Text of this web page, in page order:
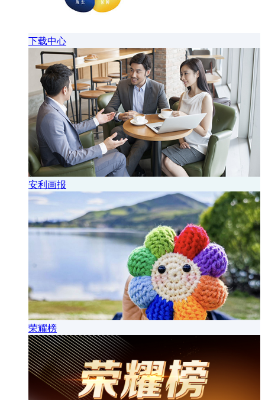
下载中心
安利画报
荣耀榜